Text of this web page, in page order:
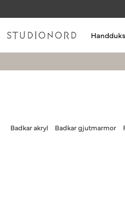
Badkar akryl Badkar gjutmarmor